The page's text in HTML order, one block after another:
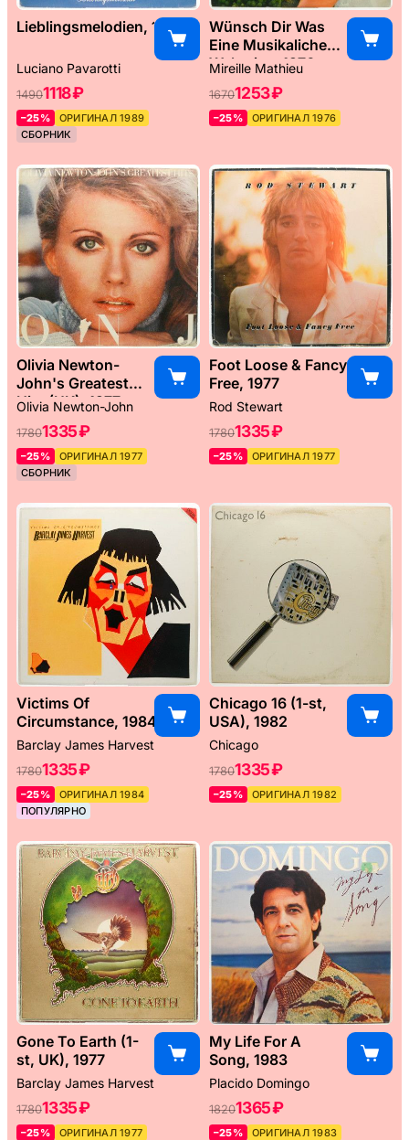
Lieblingsmelodien, 1989
Luciano Pavarotti
14901118 ₽
–25%
ОРИГИНАЛ 1989
СБОРНИК
Wünsch Dir Was
Eine Musikaliche
Weltreise, 1976
Mireille Mathieu
16701253 ₽
–25% ОРИГИНАЛ 1976
Olivia Newton-
John's Greatest
Hits (UK), 1977
Olivia Newton-John
17801335 ₽
–25%
ОРИГИНАЛ 1977
СБОРНИК
Foot Loose & Fancy
Free, 1977
Rod Stewart
17801335 ₽
–25% ОРИГИНАЛ 1977
Victims Of
Circumstance, 1984
Barclay James Harvest
17801335 ₽
–25%
ОРИГИНАЛ 1984
ПОПУЛЯРНО
Chicago 16 (1-st,
USA), 1982
Chicago
17801335 ₽
–25% ОРИГИНАЛ 1982
Gone To Earth (1-
st, UK), 1977
Barclay James Harvest
17801335 ₽
–25%
ОРИГИНАЛ 1977
My Life For A
Song, 1983
Placido Domingo
18201365 ₽
–25% ОРИГИНАЛ 1983